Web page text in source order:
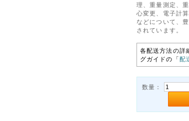
理、重量測定、
心変更、電子計
などについて、
されています。
各配送方法の詳
グガイドの「配
数量：